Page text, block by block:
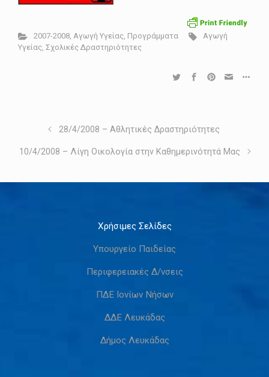
2007-2008, Αγωγή Υγείας Προγράμματα
Αγωγή
Υγείας Σχολικές Δραστηριότητες
28/4/2008 – Αθλητικές Δραστηριότητες
10/4/2008 – Λίγη Οικολογία στην Καθημερινότητά Μας
Χρήσιμες Σελίδες
Υπουργείο Παιδείας
Περιφερειακές Δ/νσεις
ΠΔΕ Ιονίων Νήσων
ΔΔΕ Λευκάδας
Δήμος Λευκάδας